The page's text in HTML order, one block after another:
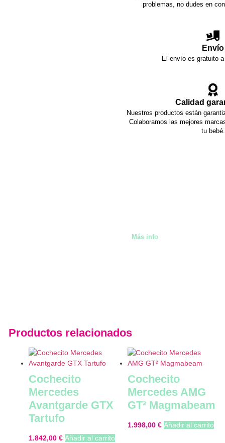
problemas, no dudes en
Envío
El envío es gratuito
Calidad
Nuestros productos están
Colaboramos las mejores
tu bebé.
Más info
Productos relacionados
Cochecito
Mercedes
Avantgarde GTX
Tartufo
1.842,00 € Añadir al carrito
Cochecito
Mercedes AMG
GT² Magmabeam
1.998,00 € Añadir al carrito